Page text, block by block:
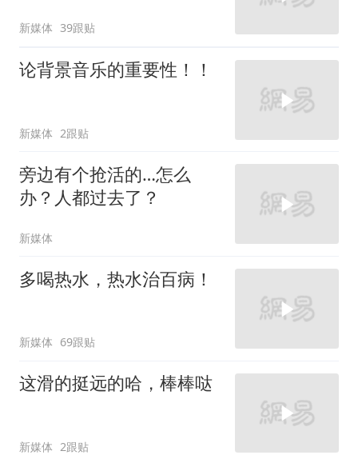
新媒体 39跟贴
论背景音乐的重要性！！
新媒体 2跟贴
旁边有个抢活的…怎么
办？人都过去了？
新媒体
多喝热水，热水治百病！
新媒体 69跟贴
这滑的挺远的哈，棒棒哒
新媒体 2跟贴